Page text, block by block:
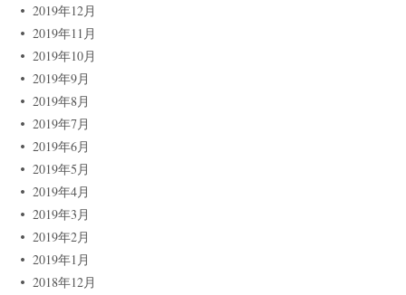
2019年12月
2019年11月
2019年10月
2019年9月
2019年8月
2019年7月
2019年6月
2019年5月
2019年4月
2019年3月
2019年2月
2019年1月
2018年12月